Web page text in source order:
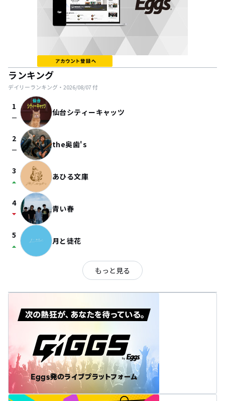
ランキング
デイリーランキング・ 2026/08/07付
1
check_indeterminate_small 仙台シティーキャッツ
2
check_indeterminate_small the奥歯's
3
arrow_drop_up あひる文庫
4
arrow_drop_down 青い春
5
arrow_drop_up 月と徒花
もっと見る